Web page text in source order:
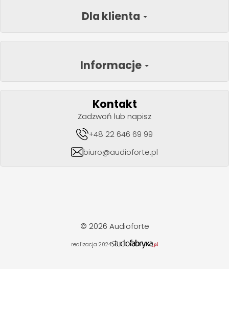
Dla klienta
Informacje
Kontakt
Zadzwoń lub napisz
+48 22 646 69 99
biuro@audioforte.pl
© 2026 Audioforte
realizacja 2024